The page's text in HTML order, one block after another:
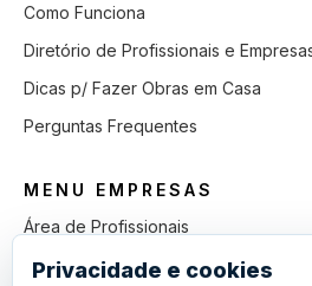
Como Funciona
Diretório de Profissionais e
Dicas p/ Fazer Obras em Casa
Perguntas Frequentes
MENU EMPRESAS
Área de Profissionais
Como Funciona
Privacidade e cookies